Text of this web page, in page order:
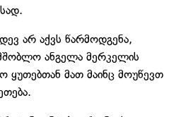
არ აქვს წარმოდგენა,
ანგელა მერკელის
ყუთებთან მათ მაინც მოუწევთ